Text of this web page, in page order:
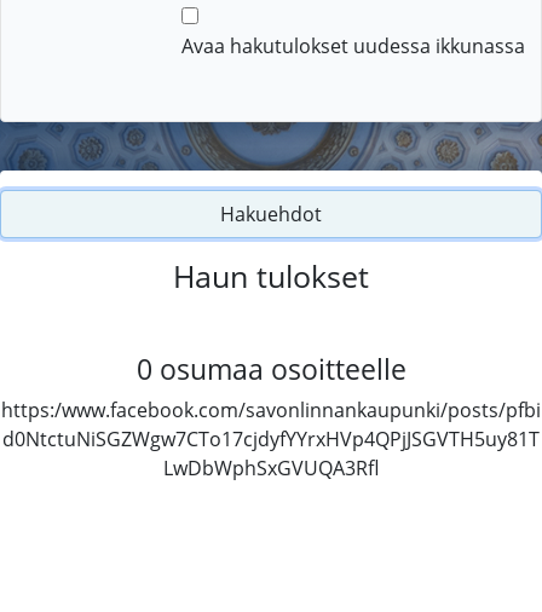
Avaa hakutulokset uudessa ikkunassa
Hakuehdot
Haun tulokset
0 osumaa osoitteelle
https:/www.facebook.com/savonlinnankaupunki/posts/pfbi
d0NtctuNiSGZWgw7CTo17cjdyfYYrxHVp4QPjJSGVTH5uy81T
LwDbWphSxGVUQA3Rfl